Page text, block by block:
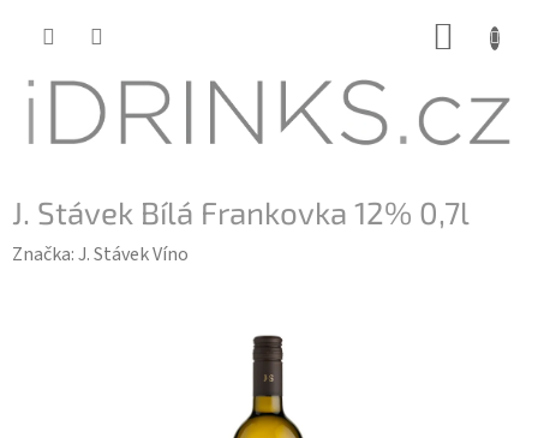
J. Stávek Bílá Frankovka 12% 0,7l
Značka:J. Stávek Víno